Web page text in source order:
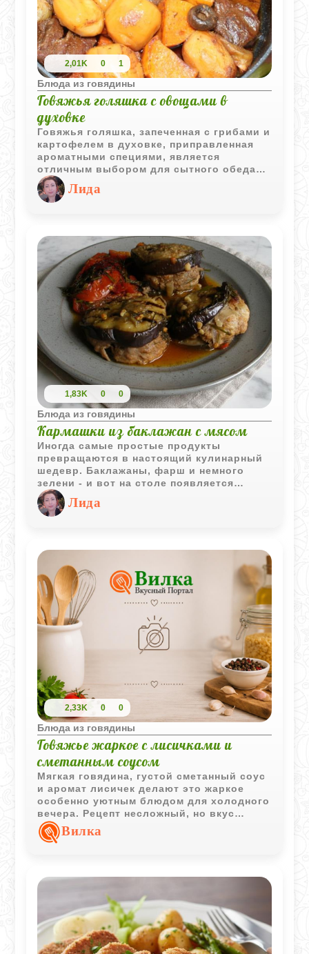
2,01K 0 1
Блюда из говядины
Говяжья голяшка с овощами в
духовке
Говяжья голяшка, запеченная с грибами и
картофелем в духовке, приправленная
ароматными специями, является
отличным выбором для сытного обеда
или ужина. Это блюдо не только вкусное,
но и ароматное, благодаря
использованию разнообразных специй,
Лида
1,83K 0 0
Блюда из говядины
Кармашки из баклажан с мясом
Иногда самые простые продукты
превращаются в настоящий кулинарный
шедевр. Баклажаны, фарш и немного
зелени - и вот на столе появляется
блюдо, которое одинаково понравится и
любителям домашней кухни, и тем, кто
ищет новые вкусы. Кармашки из
фаршем и тушёные в собственном соке с
помидорами и кинзой.
Лида
2,33K 0 0
Блюда из говядины
Говяжье жаркое с лисичками и
сметанным соусом
Мягкая говядина, густой сметанный соус
и аромат лисичек делают это жаркое
особенно уютным блюдом для холодного
вечера. Рецепт несложный, но вкус
получается насыщенным и домашним.
Вилка